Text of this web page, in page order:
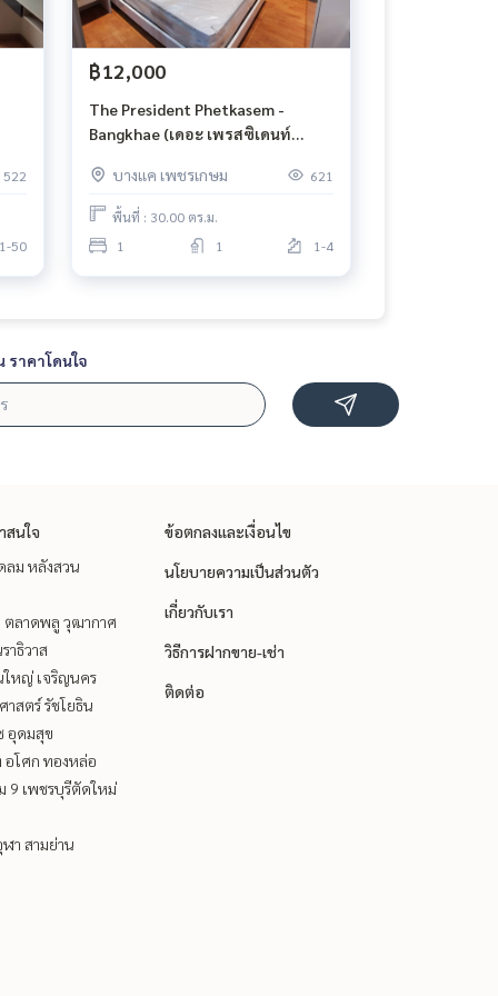
522
50
฿12,000
The President Phetkasem -
Bangkhae (เดอะ เพรสซิเดนท์
บางแค เพชรเกษม
621
พื้นที่ : 30.00 ตร.ม.
1
1 1-4
ราคาโดนใจ
สนใจ
ลม หลังสวน
ตลาดพลู วุฒากาศ
าธิวาส
ใหญ่ เจริญนคร
าสตร์ รัชโยธิน
อุดมสุข
อโศก ทองหล่อ
9 เพชรบุรีตัดใหม่
า สามย่าน
ข้อตกลงและเงื่อนไข
นโยบายความเป็นส่วนตัว
เกี่ยวกับเรา
วิธีการฝากขาย-เช่า
ติดต่อ